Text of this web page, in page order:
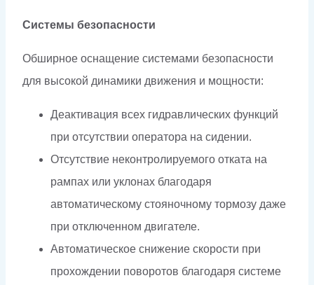
Системы безопасности
Обширное оснащение системами безопасности
для высокой динамики движения и мощности:
Деактивация всех гидравлических функций
при отсутствии оператора на сидении.
Отсутствие неконтролируемого отката на
рампах или уклонах благодаря
автоматическому стояночному тормозу даже
при отключенном двигателе.
Автоматическое снижение скорости при
прохождении поворотов благодаря системе